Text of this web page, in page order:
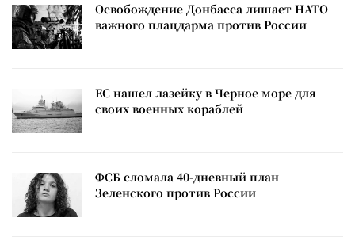
Освобождение Донбасса лишает НАТО
важного плацдарма против России
ЕС нашел лазейку в Черное море для
своих военных кораблей
ФСБ сломала 40-дневный план
Зеленского против России